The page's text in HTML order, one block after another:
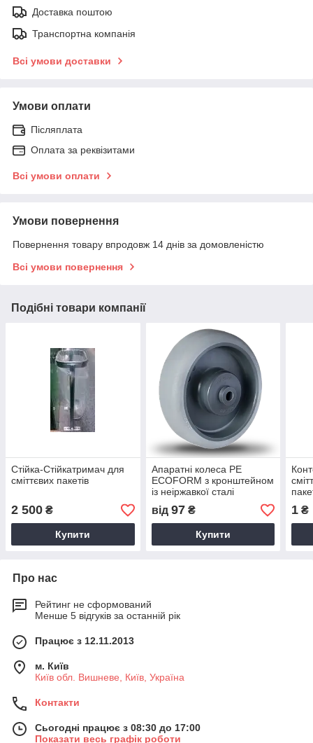
Доставка поштою
Транспортна компанія
Всі умови доставки
Умови оплати
Післяплата
Оплата за реквізитами
Всі умови оплати
Умови повернення
Повернення товару впродовж 14 днів за домовленістю
Всі умови повернення
Подібні товари компанії
Стійка-Стійкатримач для
сміттєвих пакетів
2 500 ₴
Купити
Апаратні колеса PE
ECOFORM з кронштейном
із неіржавкої сталі
від 97₴
Купити
1 ₴
Про нас
Рейтинг не сформований
Менше 5 відгуків за останній рік
Працює з 12.11.2013
м. Київ
Київ обл. Вишневе, Київ, Україна
Контакти
Сьогодні працює з 08:30 до 17:00
Показати весь графік роботи